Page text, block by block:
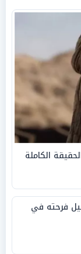
الكاملة
فرحته في